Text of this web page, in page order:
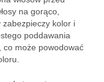
na gorąco,
kolor i
poddawania
co może powodować